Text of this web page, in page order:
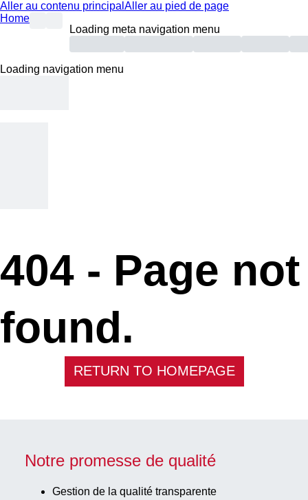
Aller au contenu principal Aller au pied de page
Home
Loading meta navigation menu
Loading navigation menu
404 - Page not
found.
RETURN TO HOMEPAGE
Notre promesse de qualité
Gestion de la qualité transparente